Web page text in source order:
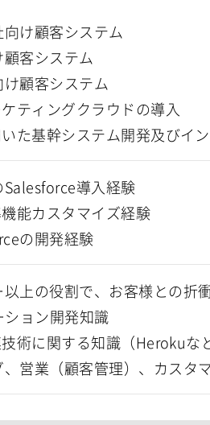
向け顧客システム
顧客システム
け顧客システム
ティングクラウドの導入
いた基幹システム開発及び
Salesforce導入経験
能カスタマイズ経験
以上の役割で、お客様との折
ション開発知識
術に関する知識（Herokuなど
、営業（顧客管理）、カスタ